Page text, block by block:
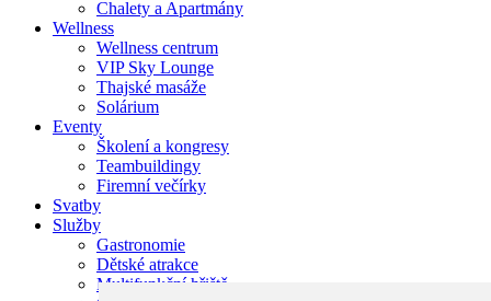
Chalety a Apartmány
Wellness
Wellness centrum
VIP Sky Lounge
Thajské masáže
Solárium
Eventy
Školení a kongresy
Teambuildingy
Firemní večírky
Svatby
Služby
Gastronomie
Dětské atrakce
Multifunkční hřiště